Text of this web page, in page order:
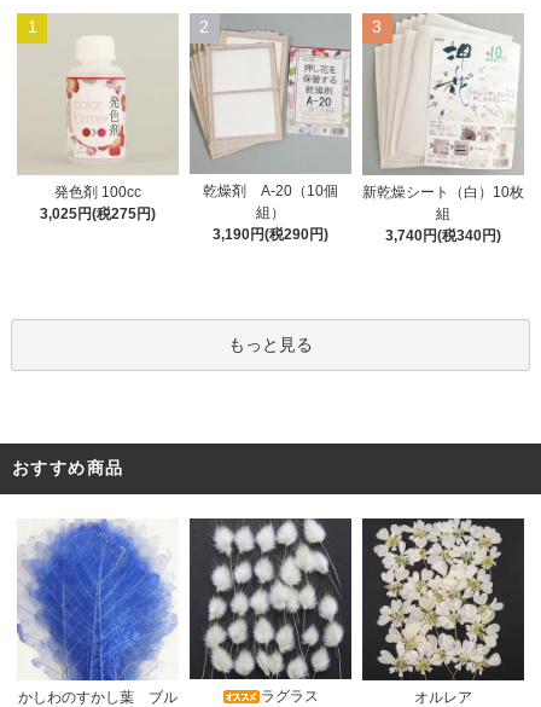
1
発色剤 100cc
3,025円(税275円)
2
乾燥剤 A-20（10個
組）
3,190円(税290円)
3
新乾燥シート（白）10枚
組
3,740円(税340円)
もっと見る
おすすめ商品
かしわのすかし葉 ブル
ラグラス
オルレア